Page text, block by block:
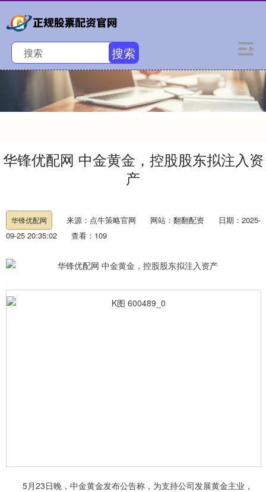
搜索
华锋优配网 中金黄金，控股股东拟注入资
产
华锋优配网 来源：点牛策略官网 网站：翻翻配资
日期：2025-
09-25 20:35:02
查看：109
5月23日晚，中金黄金发布公告称，为支持公司发展黄金主业，